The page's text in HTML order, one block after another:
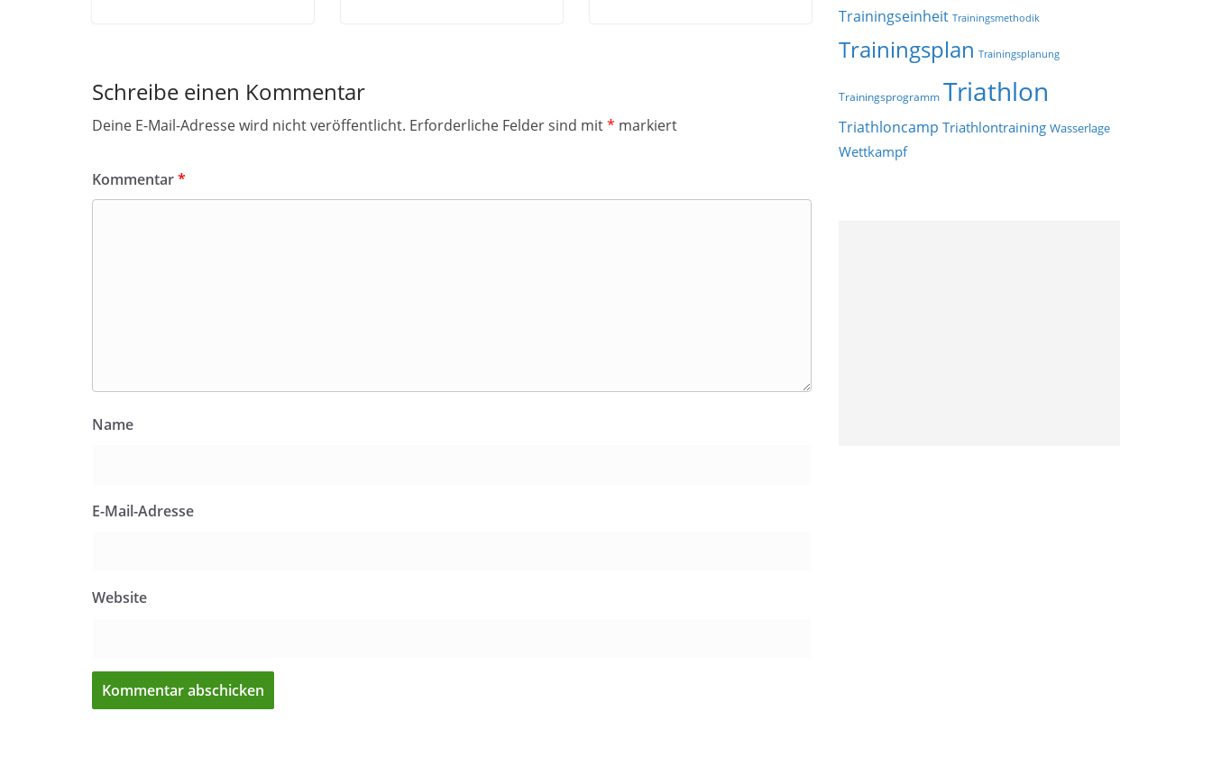
Schreibe einen Kommentar
Deine E-Mail-Adresse wird nicht veröffentlicht. Erforderliche Felder sind mit* markiert
Kommentar*
Name
E-Mail-Adresse
Website
Trainingseinheit Trainingsmethodik
Trainingsplan Trainingsplanung
Trainingsprogramm Triathlon
Triathloncamp Triathlontraining Wasserlage
Wettkampf